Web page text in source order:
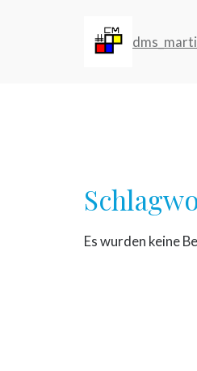
Es wurden keine